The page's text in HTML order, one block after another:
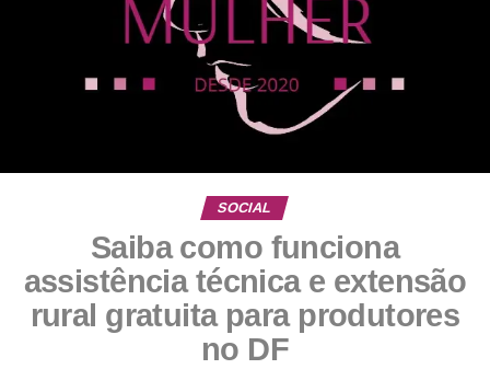
SOCIAL
Saiba como funciona
assistência técnica e extensão
rural gratuita para produtores
no DF